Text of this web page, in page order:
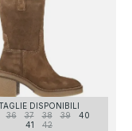
DISPONIBILI
36 37 38 39
40
41
42